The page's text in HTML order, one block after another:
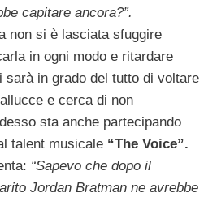
capitare ancora?”.
non si è lasciata sfuggire
in ogni modo e ritardare
in grado del tutto di voltare
e cerca di non
sta anche partecipando
talent musicale “The Voice”.
“Sapevo che dopo il
Jordan Bratman ne avrebbe